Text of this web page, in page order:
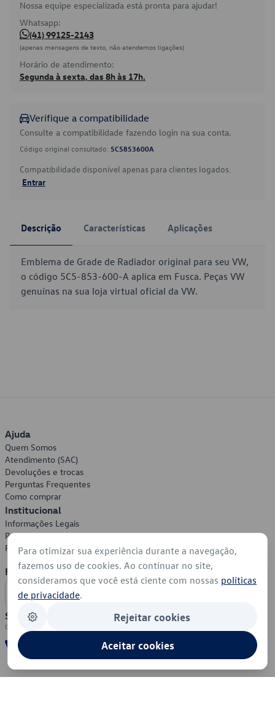
Nossa equipe especializada está pronta para ajudar!
Whatsapp:
(41) 99125-2143
(apenas mensagens de texto, não atendemos ligações)
Horário de atendimento:
Segunda à sexta, das 8h às 17h.
Verifique a compatibilidade
Consulte a compatibilidade fazendo login na sua conta.
Código original consultado: 5C5853600A
Compatibilidade disponível apenas para clientes logados.
Entrar
Descrição Características Aplicações
Emblema de Grade de Radiador original para seu VW,
o código 5C5-853-600-A aplica em Fusca. Peças VW
genuínas na sua loja virtual oficial da VW.
Ajuda
Quem Somos
Atendimento (SAC)
Devoluções e trocas
Perguntas Frequentes
Como comprar
Institucional
Informações Legais
Política de Privacidade
Política de Cookies
Formas de Pagamento
Segurança
Para otimizar sua experiência durante a navegação,
fazemos uso de cookies. Ao continuar no site,
consideramos que você está ciente com nossas políticas
de privacidade.
Rejeitar cookies
Aceitar cookies